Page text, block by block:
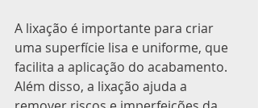
A lixação é importante para criar
uma superfície lisa e uniforme, que
facilita a aplicação do acabamento.
Além disso, a lixação ajuda a